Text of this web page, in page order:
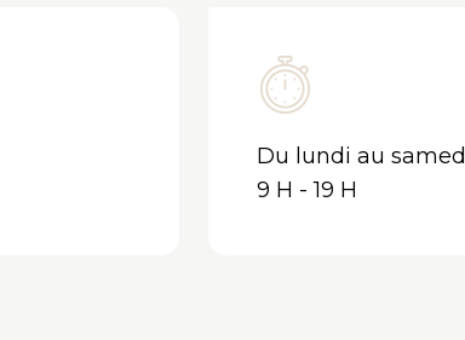
Du lundi au
9 H - 19 H